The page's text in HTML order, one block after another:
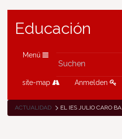
Educación
Menü
site-map Anmelden
ACTUALIDAD EL IES JULIO CARO BAROJA DE PAMPLONA RINDE TRIBUTO A FEDERICO GARCÍA LORCA EN SU PROYECTO ETWINNING «DE LAS TORONJAS DE LUNA»